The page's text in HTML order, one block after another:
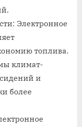
Электронное
топлива.
климат-
и
более